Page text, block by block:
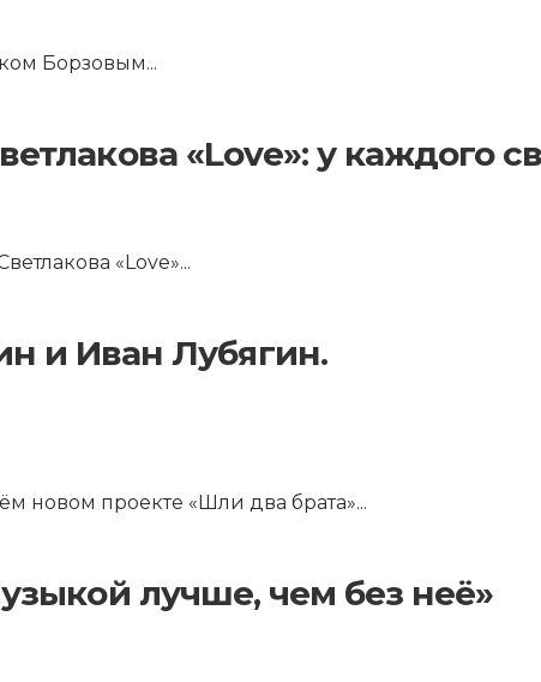
Борзовым...
«Love»: у каждого
«Love»...
и Иван Лубягин.
новом проекте «Шли два брата»...
лучше, чем без неё»